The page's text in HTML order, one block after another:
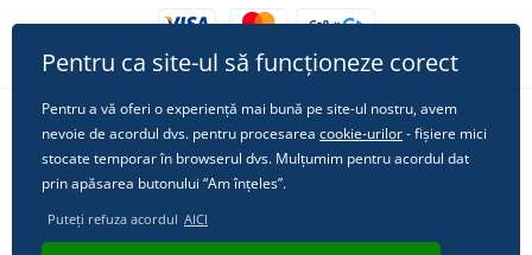
Urmărește-ne pe rețelele sociale
Pentru ca site-ul să funcționeze corect
Pentru a vă oferi o experiență mai bună pe site-ul nostru, avem
nevoie de acordul dvs. pentru procesarea cookie-urilor- fișiere mici
stocate temporar în browserul dvs. Mulțumim pentru acordul dat
prin apăsarea butonului “Am înțeles”.
Puteți refuza acordul AICI